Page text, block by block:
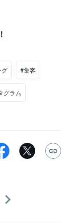
グ #集客
グラム